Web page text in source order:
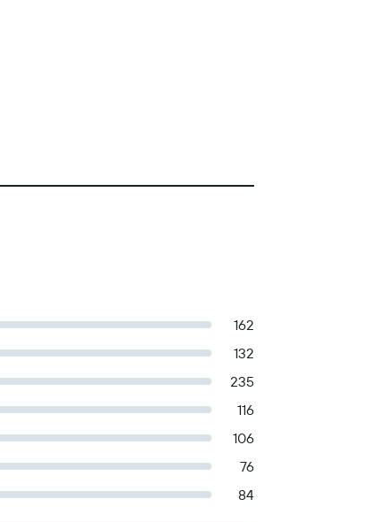
162
132
235
116
106
76
84